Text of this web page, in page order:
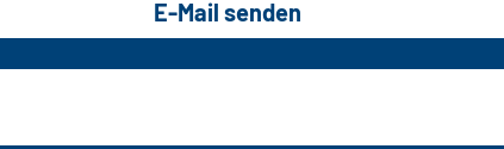
E-Mail senden